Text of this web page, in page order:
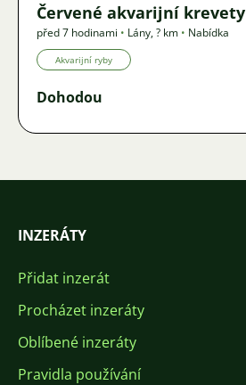
Červené akvarijní krevety
před 7 hodinami • Lány,? km • Nabídka
Akvarijní ryby
Dohodou
INZERÁTY
Přidat inzerát
Procházet inzeráty
Oblíbené inzeráty
Pravidla používání